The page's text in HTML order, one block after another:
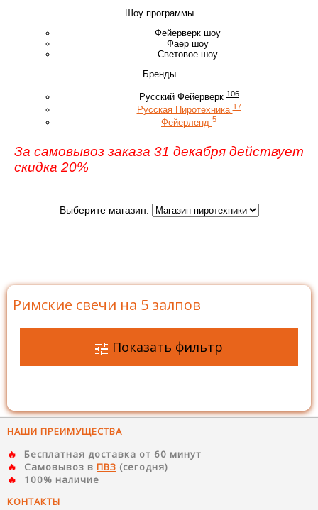
Шоу программы
Фейерверк шоу
Фаер шоу
Световое шоу
Бренды
Русский Фейерверк 106
Русская Пиротехника 17
Фейерленд 5
За самовывоз заказа 31 декабря действует
скидка 20%
Выберите магазин:
Римские свечи на 5 залпов
Показать фильтр
НАШИ ПРЕИМУЩЕСТВА
Бесплатная доставка от 60 минут
Самовывоз в ПВЗ (сегодня)
100% наличие
КОНТАКТЫ